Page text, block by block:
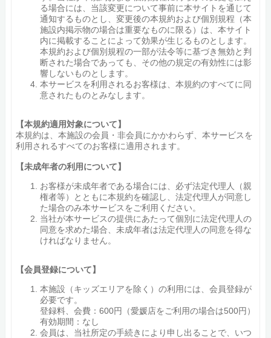
る場合には、当該変更について事前に本サイトを通じて
通知するものとし、変更後の本規約および個別規程（本
施設内掲示物の場合は重要なものに限る）は、本サイト
内に掲載することによって効果が生じるものとします。
本規約および個別規程の一部が法令等に基づき無効と判
断された場合であっても、その他の規定の有効性には影
響しないものとします。
本サービスを利用されるお客様は、本規約のすべてに同
意されたものとみなします。
【本規約適用対象について】
本規約は、本施設の会員・非会員にかかわらず、本サービスを
利用されるすべてのお客様に適用されます。
【未成年者の利用について】
お客様が未成年者である場合には、必ず法定代理人（親
権者等）とともに本規約を確認し、法定代理人が同意し
た場合のみ本サービスをご利用ください。
当社が本サービスの提供にあたって個別に法定代理人の
同意を求めた場合、未成年者は法定代理人の同意を得な
ければなりません。
【会員登録について】
本施設（キッズエリアを除く）の利用には、会員登録が
必要です。
登録料、会費：600円（愛媛店をご利用の場合は500円）
有効期間：なし
会員は、当社所定の手続きにより申し出ることで、いつ